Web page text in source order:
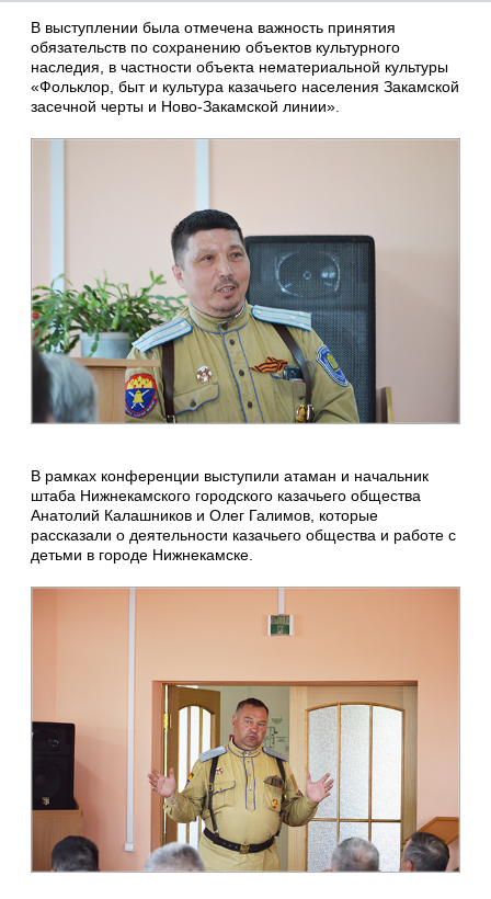
В выступлении была отмечена важность принятия
обязательств по сохранению объектов культурного
наследия, в частности объекта нематериальной культуры
«Фольклор, быт и культура казачьего населения Закамской
засечной черты и Ново-Закамской линии».
В рамках конференции выступили атаман и начальник
штаба Нижнекамского городского казачьего общества
Анатолий Калашников и Олег Галимов, которые
рассказали о деятельности казачьего общества и работе с
детьми в городе Нижнекамске.